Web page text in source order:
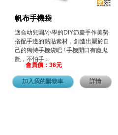
帆布手機袋
適合幼兒園/小學的DIY節慶手作美勞
搭配手邊的黏貼素材，創造出屬於自
己的獨特手機袋吧 ! 手機開口有魔鬼
氈，不怕手...
會員價：36元
加入我的購物車 詳情